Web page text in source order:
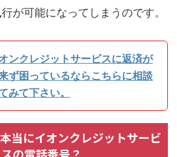
が可能になってしまうのです。
ンクレジットサービスに返済が
ず困っているならこちらに相談
みて下さい。
当にイオンクレジットサービ
スの電話番号？